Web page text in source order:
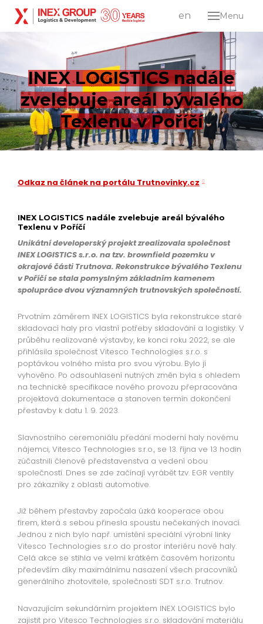
Menu
cs
en
INEX LOGISTICS nadále
zvelebuje areál bývalého
Texlenu v Poříčí
Odkaz na článek na portálu Trutnovinky.cz
INEX LOGISTICS nadále zvelebuje areál bývalého
Texlenu v Poříčí
Unikátní developerský projekt zrealizovala společnost
INEX LOGISTICS s.r.o. na tzv. brownfield pozemku v
okrajové části Trutnova. Rekonstrukce bývalého Texlenu
v Poříčí se stala pomyslným základním kamenem
spolupráce dvou významných trutnovských společností.
Prvotním záměrem INEX LOGISTICS byla rekonstrukce staré
skladovací haly pro vlastní potřeby skladování a logistiky. V
průběhu realizované výstavby, ke konci roku 2022, se ale
přihlásila společnost Vitesco Technologies s.r.o. s
poptávkou volného místa pro svou výrobu. Bylo jí
vyhověno. Po odsouhlasení nutných změn byla s ohledem
na technické specifikace nového provozu přepracována
projektová dokumentace a stanoven termín dokončení
přestavby k datu 1. 9. 2023.
Slavnostního ceremoniálu předání moderní haly novému
nájemci, Vitesco Technologies s.r.o., se 13. října ve 13 hodin
zúčastnili členové představenstva a vedení obou
společností. Dnes se zde začínají vyrábět tzv. EGR ventily
pro zákazníky z oblasti automotive.
Již během přestavby započala úzká kooperace obou
firem, která s sebou přinesla spoustu nečekaných inovací.
Jednou z nich bylo např. umístění speciální výrobní linky
Vitesco Technologies s.r.o do prostor interiéru nové haly.
Celá akce se stihla ve velmi krátkém časovém horizontu
především díky maximálnímu nasazení všech pracovníků
generálního zhotovitele, společnosti SDT s.r.o. Trutnov.
Navazujícím sekundárním projektem INEX LOGISTICS bylo
zajistit pro Vitesco Technologies s.r.o. skladování materiálu